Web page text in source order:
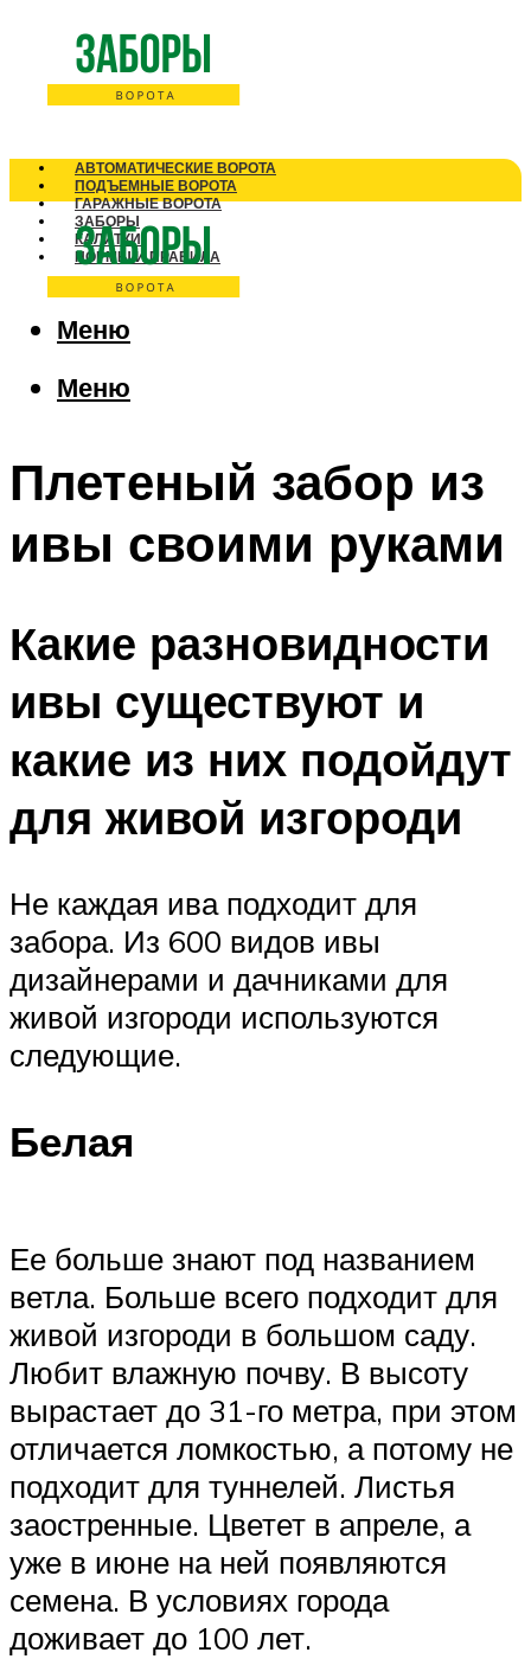
АВТОМАТИЧЕСКИЕ ВОРОТА
ПОДЪЕМНЫЕ ВОРОТА
ГАРАЖНЫЕ ВОРОТА
ЗАБОРЫ
КАЛИТКИ
НОРМЫ И ПРАВИЛА
Меню
Меню
Плетеный забор из
ивы своими руками
Какие разновидности
ивы существуют и
какие из них подойдут
для живой изгороди
Не каждая ива подходит для
забора. Из 600 видов ивы
дизайнерами и дачниками для
живой изгороди используются
следующие.
Белая
Ее больше знают под названием
ветла. Больше всего подходит для
живой изгороди в большом саду.
Любит влажную почву. В высоту
вырастает до 31-го метра, при этом
отличается ломкостью, а потому не
подходит для туннелей. Листья
заостренные. Цветет в апреле, а
уже в июне на ней появляются
семена. В условиях города
доживает до 100 лет.